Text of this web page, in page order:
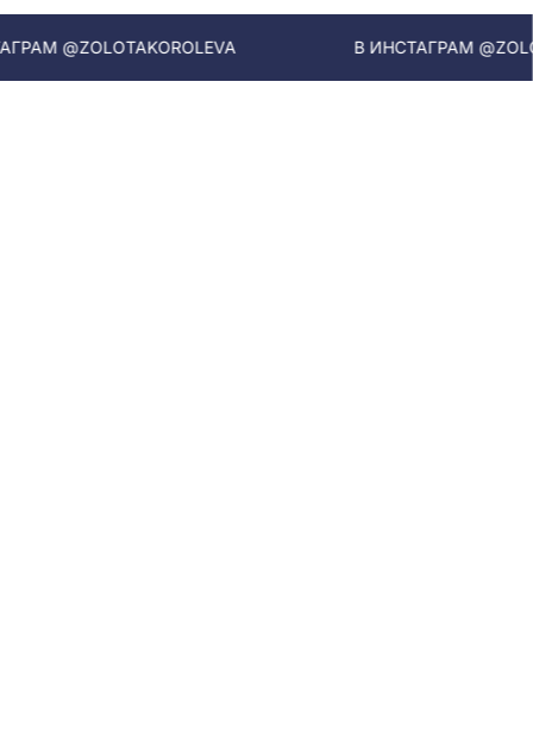
@ZOLOTAKOROLEVA В ИНСТАГРАМ